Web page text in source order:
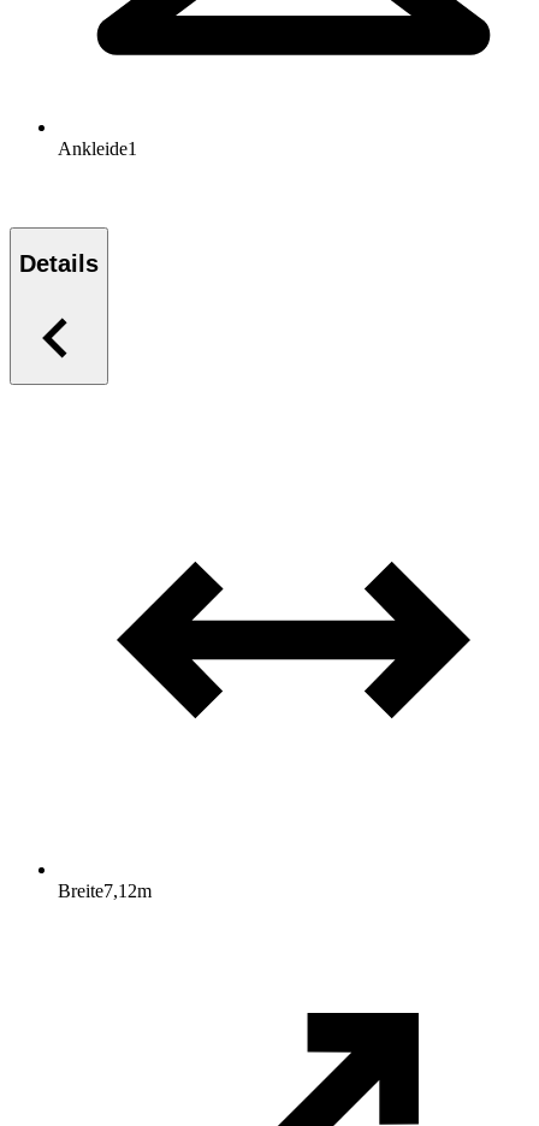
Ankleide1
Details
Breite7,12m